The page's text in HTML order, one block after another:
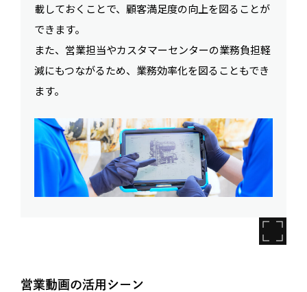
載しておくことで、顧客満足度の向上を図ることが
できます。
また、営業担当やカスタマーセンターの業務負担軽
減にもつながるため、業務効率化を図ることもでき
ます。
営業動画の活用シーン